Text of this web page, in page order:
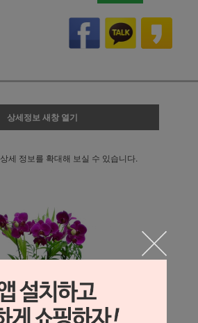
상세정보 새창 열기
상세 정보를 확대해 보실 수 있습니다.